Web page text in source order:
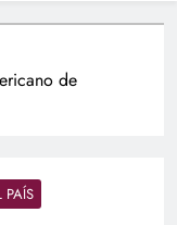
de
PAÍS